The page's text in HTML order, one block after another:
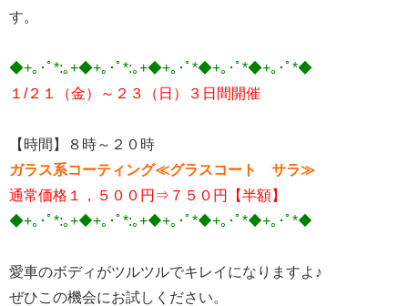
す。
◆+｡･ﾟ*:｡+◆+｡･ﾟ*:｡+◆+｡･ﾟ*◆+｡･ﾟ*◆+｡･ﾟ*◆
１/２１（金）～２３（日）３日間開催
【時間】８時～２０時
ガラス系コーティング≪グラスコート サラ≫
通常価格１，５００円⇒７５０円【半額】
◆+｡･ﾟ*:｡+◆+｡･ﾟ*:｡+◆+｡･ﾟ*◆+｡･ﾟ*◆+｡･ﾟ*◆
愛車のボディがツルツルでキレイになりますよ♪
ぜひこの機会にお試しください。